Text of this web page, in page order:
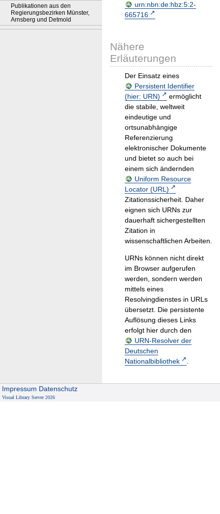
Publikationen aus den
Regierungsbezirken Münster,
Arnsberg und Detmold
urn:nbn:de:hbz:5:2-
665716
Nähere
Erläuterungen
Der Einsatz eines
Persistent Identifier
(hier: URN)
ermöglicht
die stabile, weltweit
eindeutige und
ortsunabhängige
Referenzierung
elektronischer Dokumente
und bietet so auch bei
einem sich ändernden
Uniform Resource
Locator (URL)
Zitationssicherheit. Daher
eignen sich URNs zur
dauerhaft sichergestellten
Zitation in
wissenschaftlichen Arbeiten.
URNs können nicht direkt
im Browser aufgerufen
werden, sondern werden
mittels eines
Resolvingdienstes in URLs
übersetzt. Die persistente
Auflösung dieses Links
erfolgt hier durch den
URN-Resolver der
Deutschen
Nationalbibliothek
.
Impressum Datenschutz
Visual Library Server 2026